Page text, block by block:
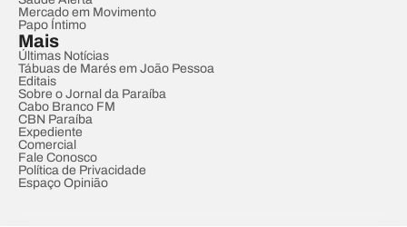
Mercado em Movimento
Papo Íntimo
Mais
Últimas Notícias
Tábuas de Marés em João Pessoa
Editais
Sobre o Jornal da Paraíba
Cabo Branco FM
CBN Paraíba
Expediente
Comercial
Fale Conosco
Política de Privacidade
Espaço Opinião